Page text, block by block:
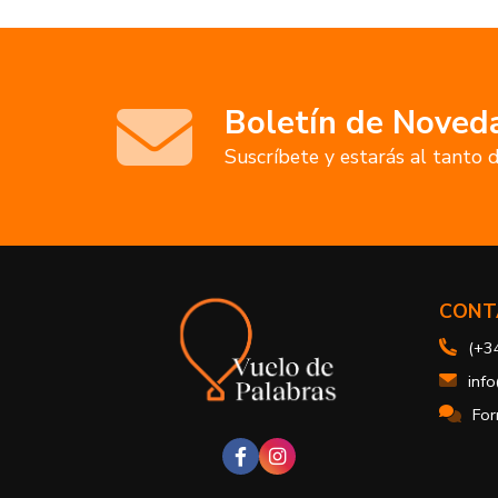
Boletín de
Suscríbete y estarás al tanto